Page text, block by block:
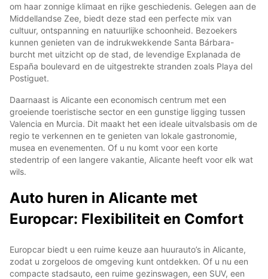
om haar zonnige klimaat en rijke geschiedenis. Gelegen aan de
Middellandse Zee, biedt deze stad een perfecte mix van
cultuur, ontspanning en natuurlijke schoonheid. Bezoekers
kunnen genieten van de indrukwekkende Santa Bárbara-
burcht met uitzicht op de stad, de levendige Explanada de
España boulevard en de uitgestrekte stranden zoals Playa del
Postiguet.
Daarnaast is Alicante een economisch centrum met een
groeiende toeristische sector en een gunstige ligging tussen
Valencia en Murcia. Dit maakt het een ideale uitvalsbasis om de
regio te verkennen en te genieten van lokale gastronomie,
musea en evenementen. Of u nu komt voor een korte
stedentrip of een langere vakantie, Alicante heeft voor elk wat
wils.
Auto huren in Alicante met
Europcar: Flexibiliteit en Comfort
Europcar biedt u een ruime keuze aan huurauto’s in Alicante,
zodat u zorgeloos de omgeving kunt ontdekken. Of u nu een
compacte stadsauto, een ruime gezinswagen, een SUV, een